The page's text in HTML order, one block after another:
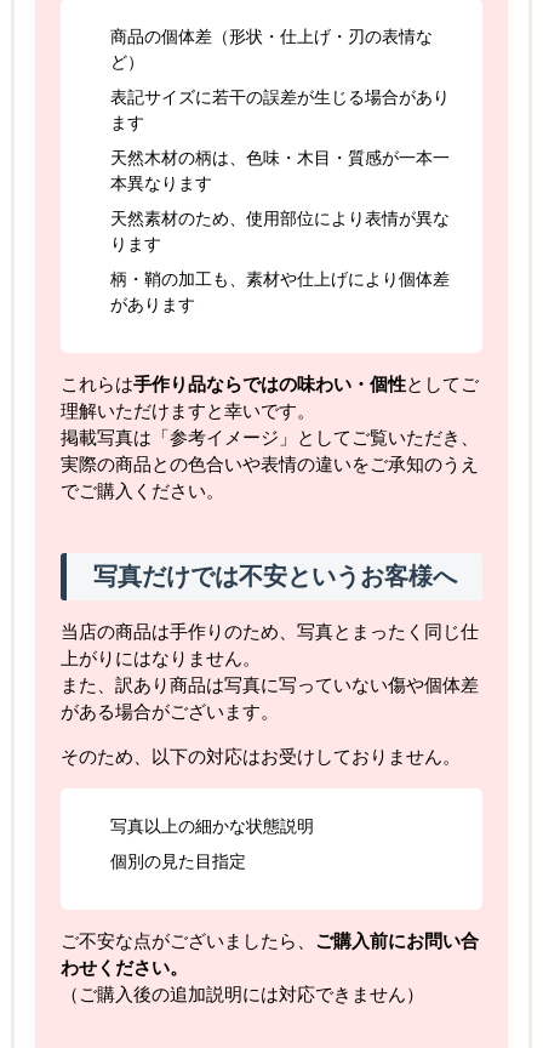
商品の個体差（形状・仕上げ・刃の表情な
ど）
表記サイズに若干の誤差が生じる場合があり
ます
天然木材の柄は、色味・木目・質感が一本一
本異なります
天然素材のため、使用部位により表情が異な
ります
柄・鞘の加工も、素材や仕上げにより個体差
があります
これらは手作り品ならではの味わい・個性としてご
理解いただけますと幸いです。
掲載写真は「参考イメージ」としてご覧いただき、
実際の商品との色合いや表情の違いをご承知のうえ
でご購入ください。
写真だけでは不安というお客様へ
当店の商品は手作りのため、写真とまったく同じ仕
上がりにはなりません。
また、訳あり商品は写真に写っていない傷や個体差
がある場合がございます。
そのため、以下の対応はお受けしておりません。
写真以上の細かな状態説明
個別の見た目指定
ご不安な点がございましたら、 ご購入前にお問い合
わせください。
（ご購入後の追加説明には対応できません）